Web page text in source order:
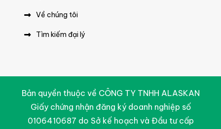
Về chúng tôi
Tìm kiếm đại lý
Bản quyền thuộc về CÔNG TY TNHH ALASKAN
Giấy chứng nhận đăng ký doanh nghiệp số
0106410687 do Sở kế hoạch và Đầu tư cấp